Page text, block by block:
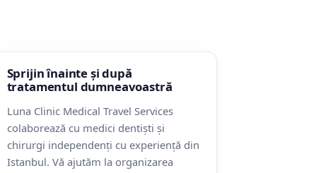
Sprijin înainte și după
tratamentul dumneavoastră
Luna Clinic Medical Travel Services
colaborează cu medici dentiști și
chirurgi independenți cu experiență din
Istanbul. Vă ajutăm la organizarea